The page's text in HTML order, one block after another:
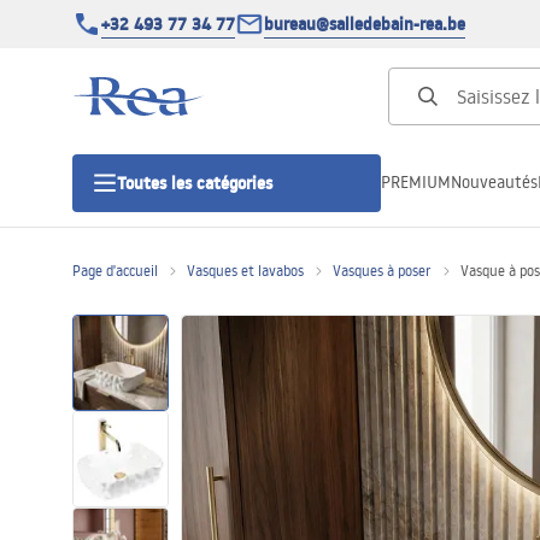
+32 493 77 34 77 bureau@salledebain-rea.be
Toutes les catégories
Portes de douche
Receveurs de douche
Caniveaux de douche
PREMIUMNouveautés
Page d'accueil Vasques et lavabos Vasques à poser Vasque à